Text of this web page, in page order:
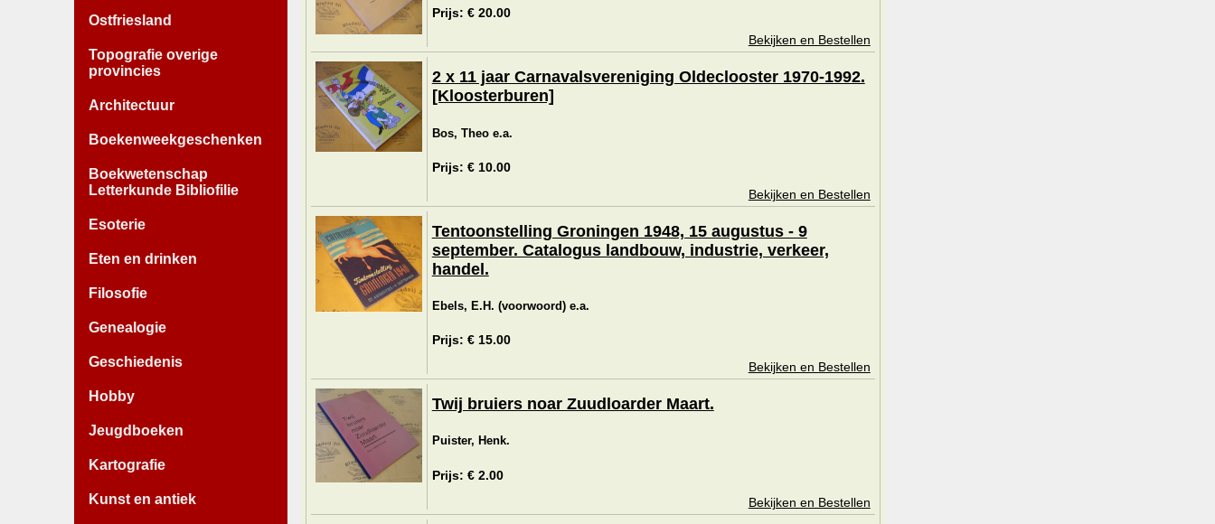
Ostfriesland
Topografie overige
provincies
Architectuur
Boekenweekgeschenken
Boekwetenschap
Letterkunde Bibliofilie
Esoterie
Eten en drinken
Filosofie
Genealogie
Geschiedenis
Hobby
Jeugdboeken
Kartografie
Kunst en antiek
Prijs: € 20.00
Bekijken en Bestellen
2 x 11 jaar Carnavalsvereniging Oldeclooster 1970-1992.
[Kloosterburen]
Bos, Theo e.a.
Prijs: € 10.00
Bekijken en Bestellen
Tentoonstelling Groningen 1948, 15 augustus - 9
september. Catalogus landbouw, industrie, verkeer,
handel.
Ebels, E.H. (voorwoord) e.a.
Prijs: € 15.00
Bekijken en Bestellen
Twij bruiers noar Zuudloarder Maart.
Puister, Henk.
Prijs: € 2.00
Bekijken en Bestellen